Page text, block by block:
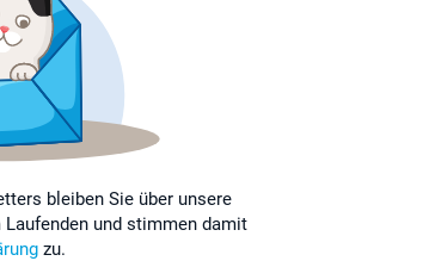
bleiben Sie über unsere
und stimmen damit
zu.